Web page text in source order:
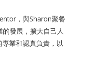
，與Sharon聚餐
發展，擴大自己人
業和認真負責，以